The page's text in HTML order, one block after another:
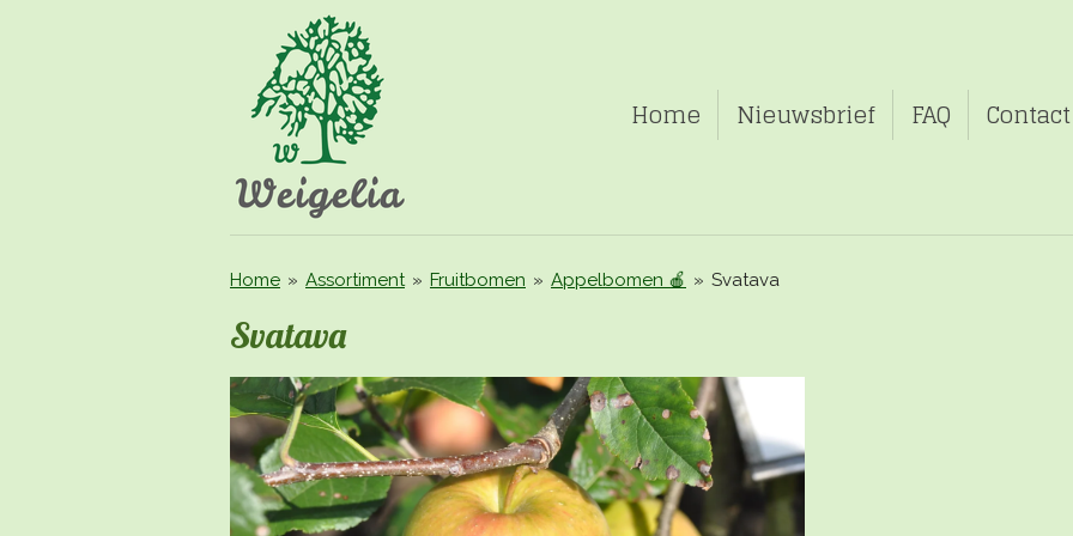
Home Nieuwsbrief FAQ Contact
Home » Assortiment » Fruitbomen » Appelbomen 🍎 » Svatava
Svatava